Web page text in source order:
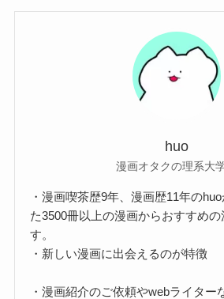
huo
漫画オタクの理系大
・漫画喫茶歴9年、漫画歴11年の
た3500冊以上の漫画からおすすめ
す。
・新しい漫画に出会えるのが特徴
・漫画紹介のご依頼やwebライター